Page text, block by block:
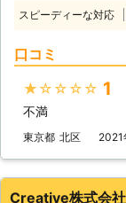
スピーディーな対応
口コミ
★★★★★ 1
不満
東京都 北区 2021
Creative株式会社